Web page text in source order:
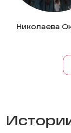
Николаева